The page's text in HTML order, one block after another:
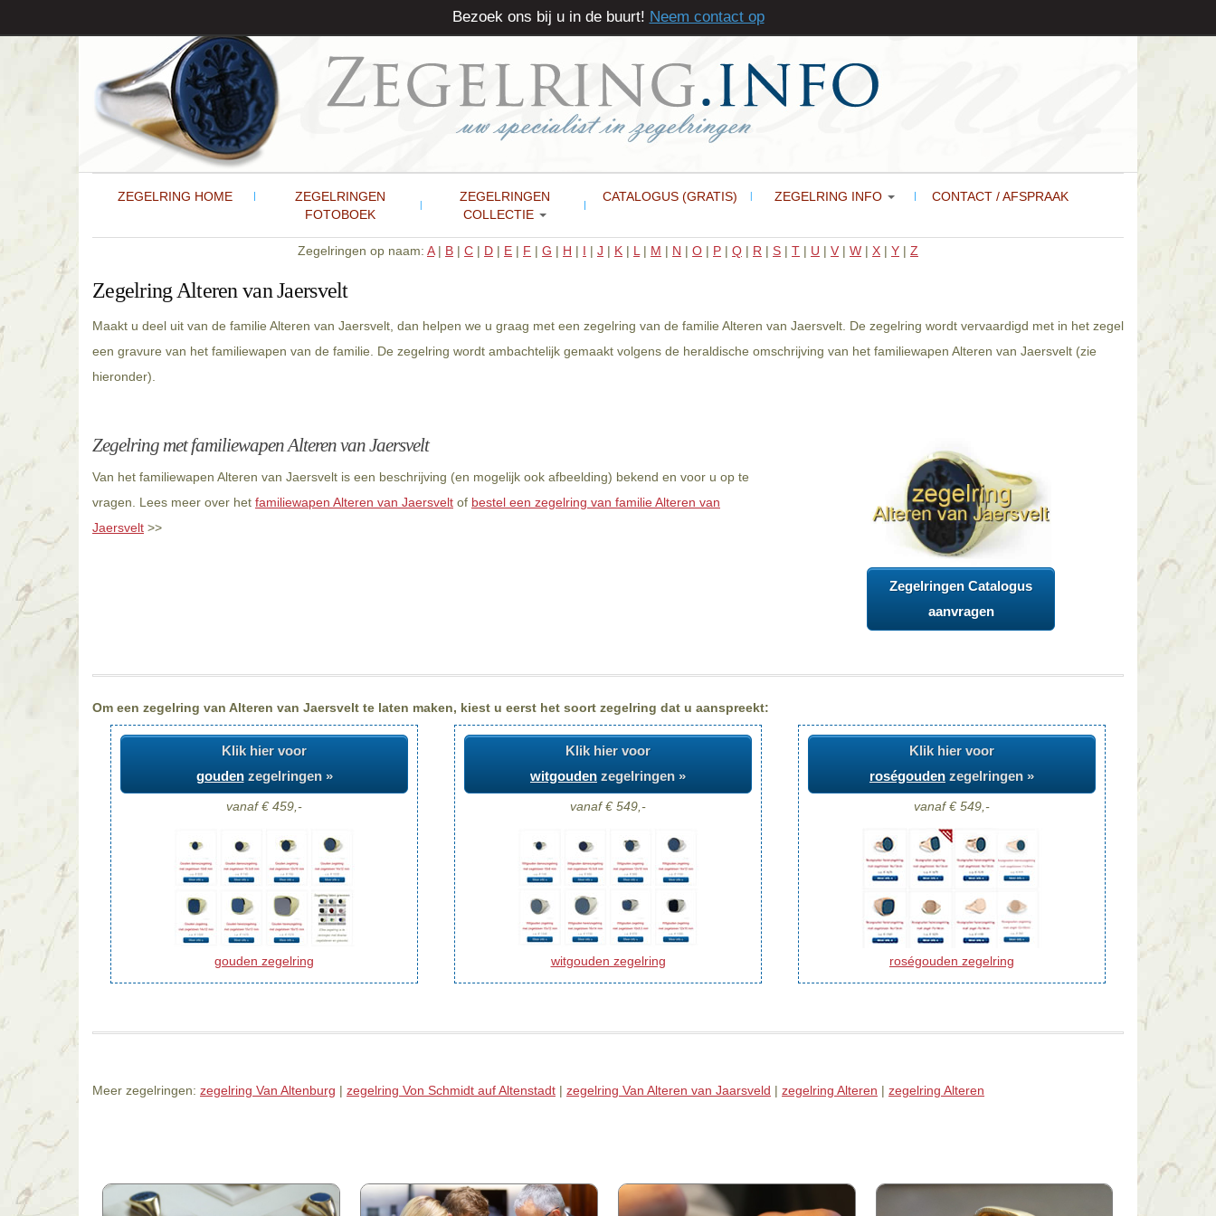
ZEGELRING HOME
ZEGELRINGEN
FOTOBOEK
ZEGELRINGEN
COLLECTIE
CATALOGUS (GRATIS) ZEGELRING INFO CONTACT / AFSPRAAK
Zegelringen op naam: A| B | C | D | E | F | G | H | I | J | K | L | M | N | O | P | Q | R | S | T | U | V | W | X | Y | Z
Zegelring Alteren van Jaersvelt
Maakt u deel uit van de familie Alteren van Jaersvelt, dan helpen we u graag met een zegelring van de familie Alteren van Jaersvelt. De zegelring wordt vervaardigd met in het zegel
een gravure van het familiewapen van de familie. De zegelring wordt ambachtelijk gemaakt volgens de heraldische omschrijving van het familiewapen Alteren van Jaersvelt (zie
hieronder).
Zegelring met familiewapen Alteren van Jaersvelt
Van het familiewapen Alteren van Jaersvelt is een beschrijving (en mogelijk ook afbeelding) bekend en voor u op te
vragen. Lees meer over het familiewapen Alteren van Jaersvelt of bestel een zegelring van familie Alteren van
Jaersvelt >>
Zegelringen Catalogus
aanvragen
Om een zegelring van Alteren van Jaersvelt te laten maken, kiest u eerst het soort zegelring dat u aanspreekt:
Klik hier voor
goudenzegelringen »
vanaf € 459,-
gouden zegelring
Klik hier voor
witgouden zegelringen »
vanaf € 549,-
witgouden zegelring
Klik hier voor
roségouden zegelringen »
vanaf € 549,-
roségouden zegelring
Meer zegelringen: zegelring Van Altenburg | zegelring Von Schmidt auf Altenstadt | zegelring Van Alteren van Jaarsveld | zegelring Alteren | zegelring Alteren
Bezoek ons bij u in de buurt! Neem contact op